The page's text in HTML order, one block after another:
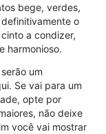
bege, verdes,
o
a condizer,
harmonioso.
um
Se vai para um
opte por
não deixe
você vai mostrar